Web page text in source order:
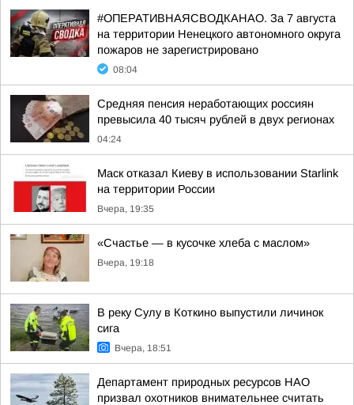
#ОПЕРАТИВНАЯСВОДКАНАО. За 7 августа
на территории Ненецкого автономного округа
пожаров не зарегистрировано
08:04
Средняя пенсия неработающих россиян
превысила 40 тысяч рублей в двух регионах
04:24
Маск отказал Киеву в использовании Starlink
на территории России
Вчера, 19:35
«Счастье — в кусочке хлеба с маслом»
Вчера, 19:18
В реку Сулу в Коткино выпустили личинок
сига
Вчера, 18:51
Департамент природных ресурсов НАО
призвал охотников внимательнее считать